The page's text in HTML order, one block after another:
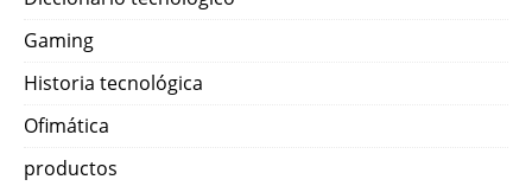
Gaming
Historia tecnológica
Ofimática
productos